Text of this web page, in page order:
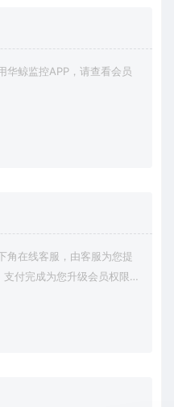
华鲸监控APP，请查看会员
角在线客服，由客服为您提
付完成为您升级会员权限后